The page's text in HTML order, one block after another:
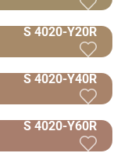
S 4020-Y20R
S 4020-Y40R
S 4020-Y60R